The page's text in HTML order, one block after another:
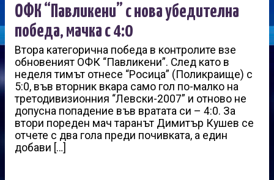
ОФК “Павликени” с нова убедителна
победа, мачка с 4:0
Втора категорична победа в контролите взе
обновеният ОФК “Павликени”. След като в
неделя тимът отнесе “Росица” (Поликраище) с
5:0, във вторник вкара само гол по-малко на
третодивизионния “Левски-2007” и отново не
допусна попадение във вратата си – 4:0. За
втори пореден мач таранът Димитър Кушев се
отчете с два гола преди почивката, а един
добави […]